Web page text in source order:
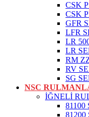
CSK
CSK
GFR
LFR
LR
LR
RM
RV
SG
NSC
İĞNELİ
81100
81200